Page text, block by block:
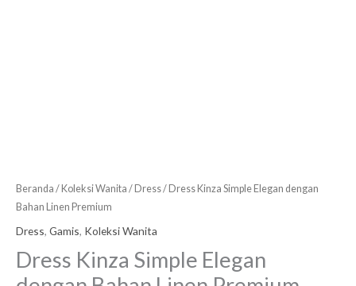
Beranda / Koleksi Wanita / Dress/ Dress Kinza Simple Elegan dengan
Bahan Linen Premium
Dress, Gamis, Koleksi Wanita
Dress Kinza Simple Elegan